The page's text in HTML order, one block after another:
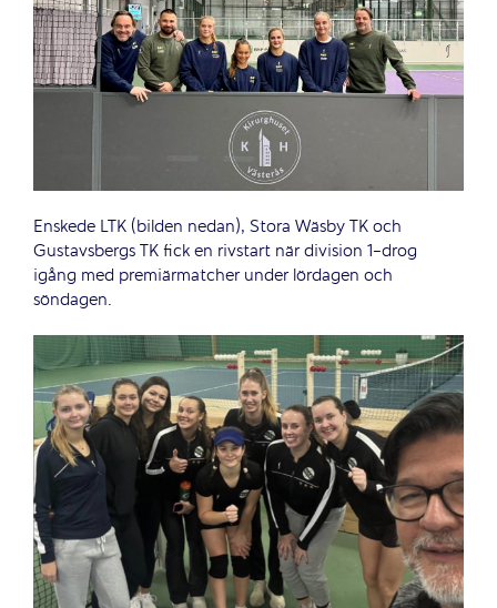
Enskede LTK (bilden nedan), Stora Wäsby TK och
Gustavsbergs TK fick en rivstart när division 1-drog
igång med premiärmatcher under lördagen och
söndagen.